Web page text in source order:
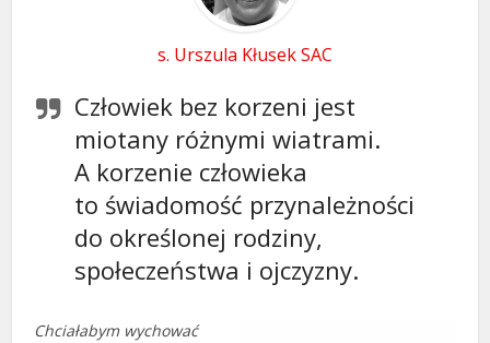
s. Urszula Kłusek SAC
Człowiek bez korzeni jest
miotany różnymi wiatrami.
A korzenie człowieka
to świadomość przynależności
do określonej rodziny,
społeczeństwa i ojczyzny.
Chciałabym wychować